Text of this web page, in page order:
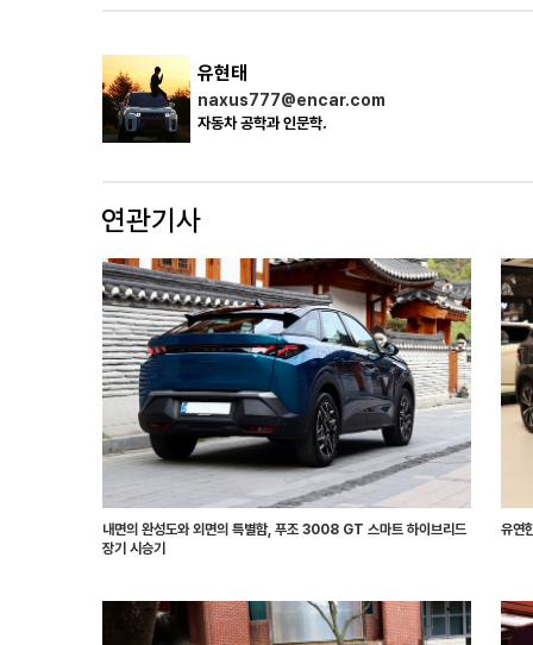
유현태
naxus777@encar.com
자동차 공학과 인문학.
내면의 완성도와 외면의 특별함, 푸조 3008 GT 스마트 하이브리드
장기 시승기
유연